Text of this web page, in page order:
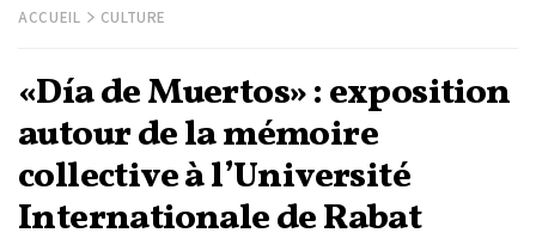
ACCUEIL CULTURE
«Día de Muertos» : exposition
autour de la mémoire
collective à l’Université
Internationale de Rabat